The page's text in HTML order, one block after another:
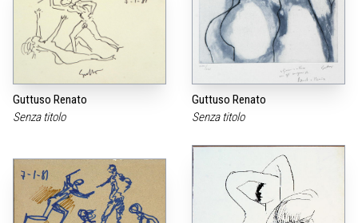
Guttuso Renato
Senza titolo
Guttuso Renato
Senza titolo